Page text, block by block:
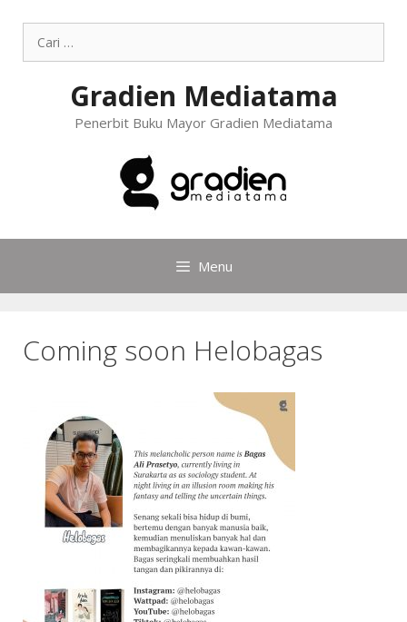
Gradien Mediatama
Penerbit Buku Mayor Gradien Mediatama
Menu
Coming soon Helobagas